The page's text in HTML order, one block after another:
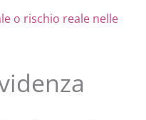
o rischio reale nelle